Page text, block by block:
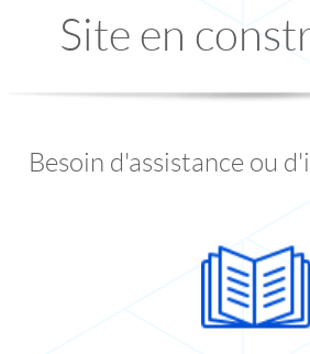
Site en
Besoin d'assistance ou